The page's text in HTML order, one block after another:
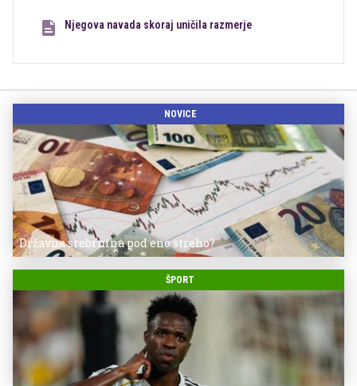
Njegova navada skoraj uničila razmerje
NOVICE
Državna srebrnina pod eno streho?
ŠPORT